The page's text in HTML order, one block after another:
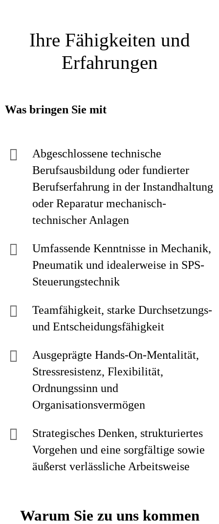
Ihre Fähigkeiten und
Erfahrungen
Was bringen Sie mit
Abgeschlossene technische
Berufsausbildung oder fundierter
Berufserfahrung in der Instandhaltung
oder Reparatur mechanisch-
technischer Anlagen
Umfassende Kenntnisse in Mechanik,
Pneumatik und idealerweise in SPS-
Steuerungstechnik
Teamfähigkeit, starke Durchsetzungs-
und Entscheidungsfähigkeit
Ausgeprägte Hands-On-Mentalität,
Stressresistenz, Flexibilität,
Ordnungssinn und
Organisationsvermögen
Strategisches Denken, strukturiertes
Vorgehen und eine sorgfältige sowie
äußerst verlässliche Arbeitsweise
Warum Sie zu uns kommen